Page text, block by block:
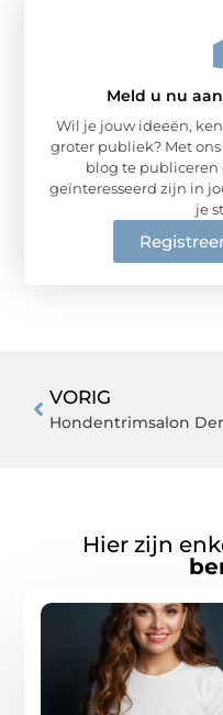
Meld u nu
Wil je jouw ideeën,
groter publiek? Met
blog te publiceren
geïnteresseerd zijn in
je
VORIG
Hier zijn